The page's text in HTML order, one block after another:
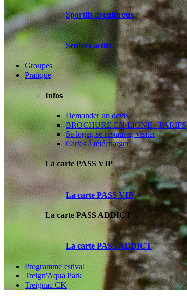
Sportifs aventureux
Seniors actifs
Groupes
Pratique
Infos
Demander un devis
BROCHURE EN LIGNE / TARIFS
Se loger, se restaurer, visiter
Cartes à télécharger
La carte PASS VIP
La carte PASS VIP
La carte PASS ADDICT
La carte PASS ADDICT
Programme estival
Treign'Aqua Park
Treignac CK